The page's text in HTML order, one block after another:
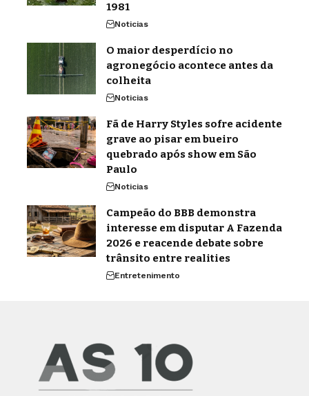
1981
Noticias
O maior desperdício no
agronegócio acontece antes da
colheita
Noticias
Fã de Harry Styles sofre acidente
grave ao pisar em bueiro
quebrado após show em São
Paulo
Noticias
Campeão do BBB demonstra
interesse em disputar A Fazenda
2026 e reacende debate sobre
trânsito entre realities
Entretenimento